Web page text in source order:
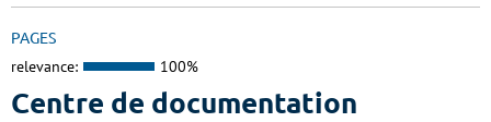
PAGES
relevance: 100%
Centre de documentation